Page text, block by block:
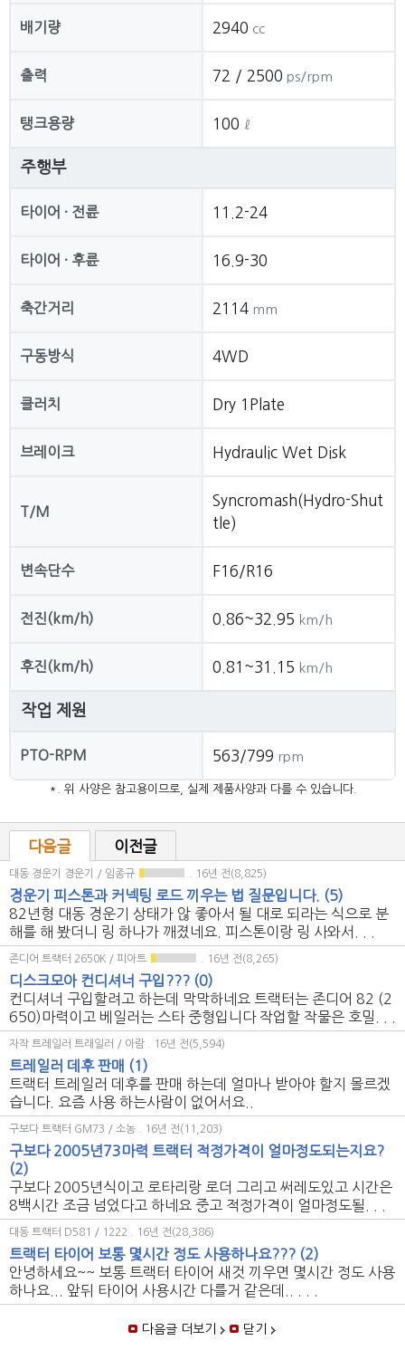
배기량 2940 cc
출력 72 / 2500 ps/rpm
탱크용량 100 ℓ
주행부
타이어 · 전륜 11.2-24
타이어 · 후륜 16.9-30
축간거리 2114 mm
구동방식 4WD
클러치 Dry 1Plate
브레이크 Hydraulic Wet Disk
T/M
Syncromash(Hydro-Shut
tle)
변속단수 F16/R16
전진(km/h) 0.86~32.95 km/h
후진(km/h) 0.81~31.15 km/h
작업 제원
PTO-RPM 563/799 rpm
*. 위 사양은 참고용이므로, 실제 제품사양과 다를 수 있습니다.
다음글 이전글
대동 경운기 경운기 / 임종규 . 16년 전(8,825)
경운기 피스톤과 커넥팅 로드 끼우는 법 질문입니다. (5)
82년형 대동 경운기 상태가 않 좋아서 될 대로 되라는 식으로 분
해를 해 봤더니 링 하나가 깨졌네요. 피스톤이랑 링 사와서. . .
존디어 트랙터 2650K / 피아트 . 16년 전(8,265)
디스크모아 컨디셔너 구입??? (0)
컨디셔너 구입할려고 하는데 막막하네요 트랙터는 존디어 82 (2
650)마력이고 베일러는 스타 중형입니다 작업할 작물은 호밀. . .
자작 트레일러 트래일러 / 아람 . 16년 전(5,594)
트레일러 데후 판매 (1)
트랙터 트레일러 데후를 판매 하는데 얼마나 받아야 할지 몰르겠
습니다. 요즘 사용 하는사람이 없어서요..
구보다 트랙터 GM73 / 소농 . 16년 전(11,203)
구보다 2005년73마력 트랙터 적정가격이 얼마정도되는지요?
(2)
구보다 2005년식이고 로타리랑 로더 그리고 써레도있고 시간은
8백시간 조금 넘었다고 하네요 중고 적정가격이 얼마정도될. . .
대동 트랙터 D581 / 1222 . 16년 전(28,386)
트랙터 타이어 보통 몇시간 정도 사용하나요??? (2)
안녕하세요~~ 보통 트랙터 타이어 새것 끼우면 몇시간 정도 사용
하나요... 앞뒤 타이어 사용시간 다를거 같은데.. . . .
다음글 더보기 닫기